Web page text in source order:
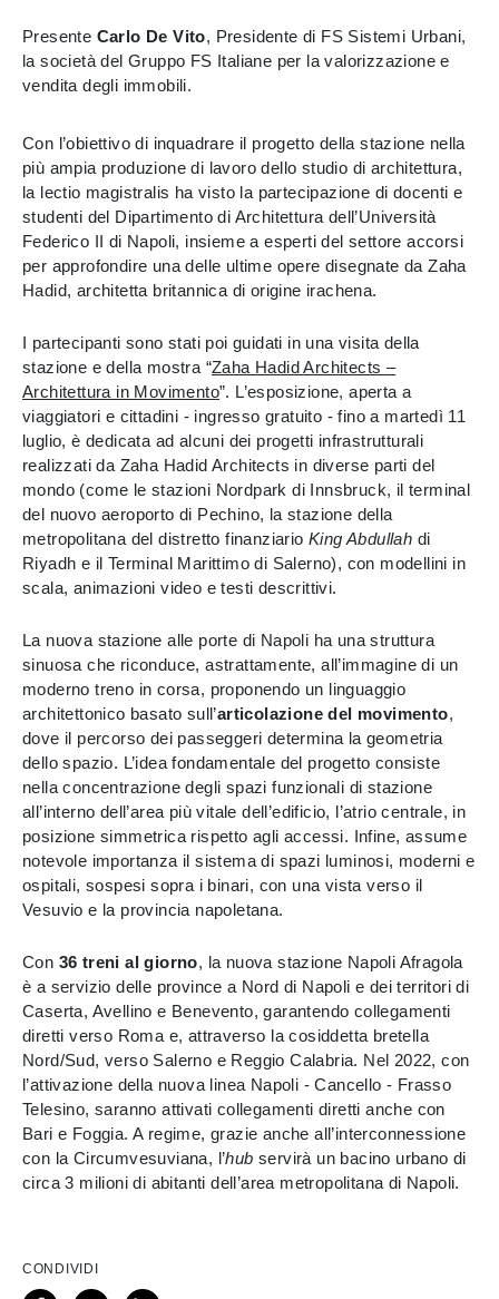
Presente Carlo De Vito, Presidente di FS Sistemi Urbani,
la società del Gruppo FS Italiane per la valorizzazione e
vendita degli immobili.
Con l’obiettivo di inquadrare il progetto della stazione nella
più ampia produzione di lavoro dello studio di architettura,
la lectio magistralis ha visto la partecipazione di docenti e
studenti del Dipartimento di Architettura dell’Università
Federico II di Napoli, insieme a esperti del settore accorsi
per approfondire una delle ultime opere disegnate da Zaha
Hadid, architetta britannica di origine irachena.
I partecipanti sono stati poi guidati in una visita della
stazione e della mostra “Zaha Hadid Architects –
Architettura in Movimento”. L’esposizione, aperta a
viaggiatori e cittadini - ingresso gratuito - fino a martedì 11
luglio, è dedicata ad alcuni dei progetti infrastrutturali
realizzati da Zaha Hadid Architects in diverse parti del
mondo (come le stazioni Nordpark di Innsbruck, il terminal
del nuovo aeroporto di Pechino, la stazione della
metropolitana del distretto finanziario King Abdullah di
Riyadh e il Terminal Marittimo di Salerno), con modellini in
scala, animazioni video e testi descrittivi.
La nuova stazione alle porte di Napoli ha una struttura
sinuosa che riconduce, astrattamente, all’immagine di un
moderno treno in corsa, proponendo un linguaggio
architettonico basato sull’articolazione del movimento,
dove il percorso dei passeggeri determina la geometria
dello spazio. L’idea fondamentale del progetto consiste
nella concentrazione degli spazi funzionali di stazione
all’interno dell’area più vitale dell’edificio, l’atrio centrale, in
posizione simmetrica rispetto agli accessi. Infine, assume
notevole importanza il sistema di spazi luminosi, moderni e
ospitali, sospesi sopra i binari, con una vista verso il
Vesuvio e la provincia napoletana.
Con 36 treni al giorno, la nuova stazione Napoli Afragola
è a servizio delle province a Nord di Napoli e dei territori di
Caserta, Avellino e Benevento, garantendo collegamenti
diretti verso Roma e, attraverso la cosiddetta bretella
Nord/Sud, verso Salerno e Reggio Calabria. Nel 2022, con
l’attivazione della nuova linea Napoli - Cancello - Frasso
Telesino, saranno attivati collegamenti diretti anche con
Bari e Foggia. A regime, grazie anche all’interconnessione
con la Circumvesuviana, l’hub servirà un bacino urbano di
circa 3 milioni di abitanti dell’area metropolitana di Napoli.
CONDIVIDI